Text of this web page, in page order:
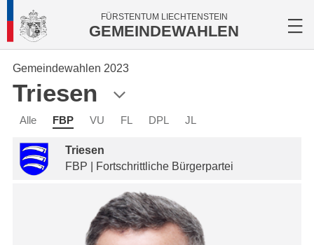
FÜRSTENTUM LIECHTENSTEIN
GEMEINDEWAHLEN
Gemeindewahlen 2023
Triesen
Alle FBP VU FL DPL JL
Triesen
FBP | Fortschrittliche Bürgerpartei